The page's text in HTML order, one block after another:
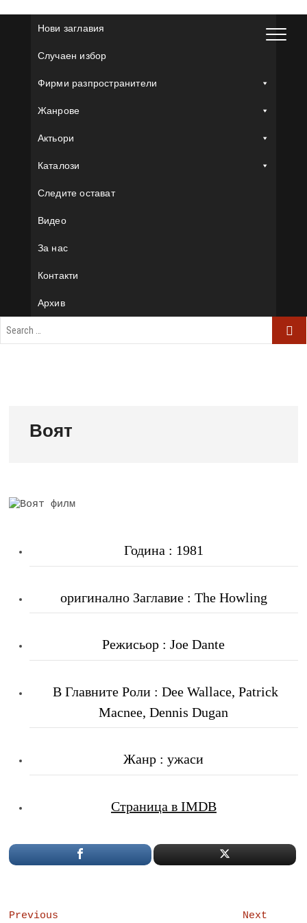
Нови заглавия
Случаен избор
Фирми разпространители
Жанрове
Актьори
Каталози
Следите остават
Видео
За нас
Контакти
Архив
Воят
Година : 1981
оригинално Заглавие : The Howling
Режисьор : Joe Dante
В Главните Роли : Dee Wallace, Patrick
Macnee, Dennis Dugan
Жанр : ужаси
Страница в IMDB
Post
Previous NextNext